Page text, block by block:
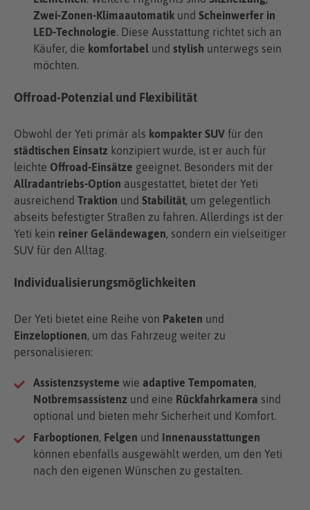
Zwei-Zonen-Klimaautomatik und Scheinwerfer in
LED-Technologie. Diese Ausstattung richtet sich an
Käufer, die komfortabel und stylish unterwegs sein
möchten.
Offroad-Potenzial und Flexibilität
Obwohl der Yeti primär als kompakter SUV für den
städtischen Einsatz konzipiert wurde, ist er auch für
leichte Offroad-Einsätze geeignet. Besonders mit der
Allradantriebs-Option ausgestattet, bietet der Yeti
ausreichend Traktion und Stabilität, um gelegentlich
abseits befestigter Straßen zu fahren. Allerdings ist der
Yeti kein reiner Geländewagen, sondern ein vielseitiger
SUV für den Alltag.
Individualisierungsmöglichkeiten
Der Yeti bietet eine Reihe von Paketen und
Einzeloptionen, um das Fahrzeug weiter zu
personalisieren:
Assistenzsysteme wie adaptive Tempomaten,
Notbremsassistenz und eine Rückfahrkamera sind
optional und bieten mehr Sicherheit und Komfort.
Farboptionen, Felgen und Innenausstattungen
können ebenfalls ausgewählt werden, um den Yeti
nach den eigenen Wünschen zu gestalten.